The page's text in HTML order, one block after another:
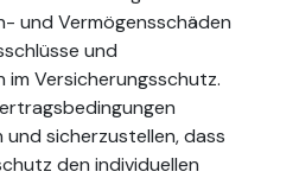
und Vermögensschäden
und
im Versicherungsschutz.
sicherzustellen, dass
den individuellen